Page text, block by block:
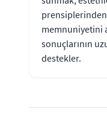
memnuniyetini
sonuçlarının
destekler.